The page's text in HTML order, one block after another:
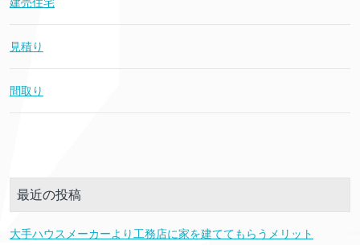
見積り
間取り
最近の投稿
大手ハウスメーカーより工務店に家を建ててもらうメリット